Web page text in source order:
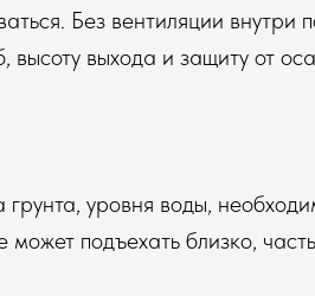
Без вентиляции внутри
выхода и защиту от
уровня воды,
подъехать близко,